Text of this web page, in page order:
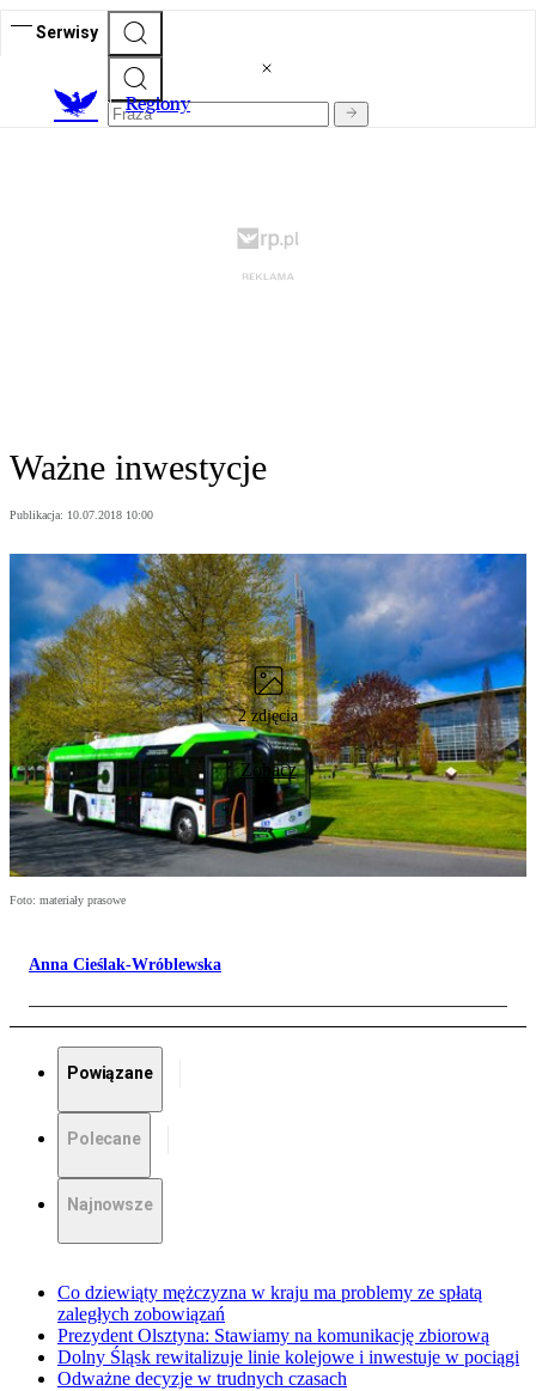
Serwisy
Regiony
Ważne inwestycje
Publikacja: 10.07.2018 10:00
2 zdjęcia
Zobacz
Foto: materiały prasowe
Anna Cieślak-Wróblewska
Powiązane
Polecane
Najnowsze
Co dziewiąty mężczyzna w kraju ma problemy ze spłatą
zaległych zobowiązań
Prezydent Olsztyna: Stawiamy na komunikację zbiorową
Dolny Śląsk rewitalizuje linie kolejowe i inwestuje w pociągi
Odważne decyzje w trudnych czasach